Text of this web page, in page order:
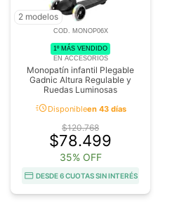
2 modelos
COD. MONOP06X
1º MÁS VENDIDO
EN ACCESORIOS
Monopatín infantil Plegable
Gadnic Altura Regulable y
Ruedas Luminosas
acuteDisponibleen 43 días
$120.768
$78.499
35% OFF
DESDE 6 CUOTAS SIN INTERÉS